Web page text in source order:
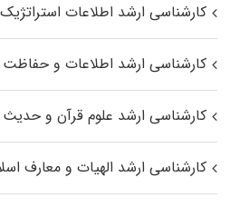
کارشناسی ارشد اطلاعات استراتژیک
کارشناسی ارشد اطلاعات و حفاظت
کارشناسی ارشد علوم قرآن و حدیث
کارشناسی ارشد الهیات و